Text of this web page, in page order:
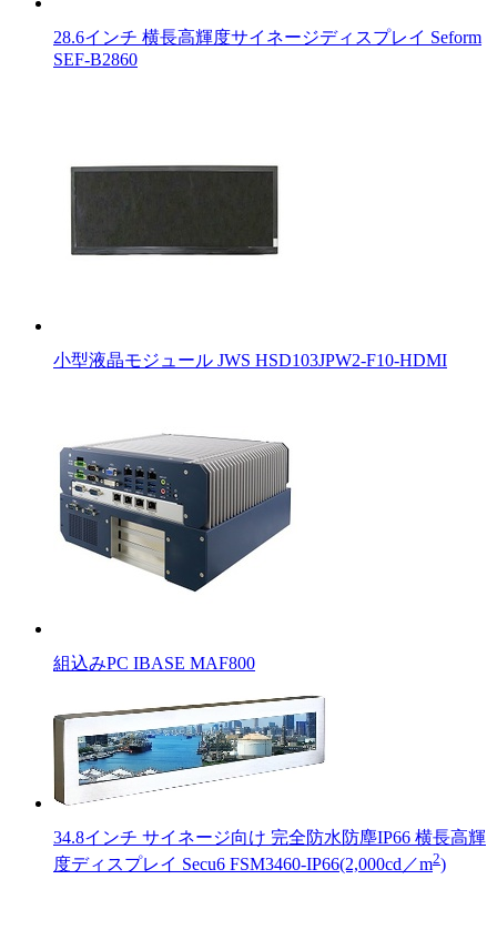
28.6インチ 横長高輝度サイネージディスプレイ Seform
SEF-B2860
小型液晶モジュール JWS HSD103JPW2-F10-HDMI
組込みPC IBASE MAF800
34.8インチ サイネージ向け 完全防水防塵IP66 横長高輝
度ディスプレイ Secu6 FSM3460-IP66(2,000cd／m2)